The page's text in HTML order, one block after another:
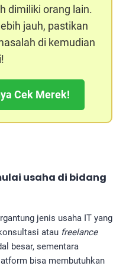
dimiliki orang lain.
jauh, pastikan
di kemudian
Cek Merek!
usaha di bidang
jenis usaha IT yang
atau freelance
besar, sementara
bisa membutuhkan